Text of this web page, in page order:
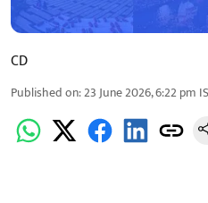
CD
Published on:23 June 2026, 6:22 pm